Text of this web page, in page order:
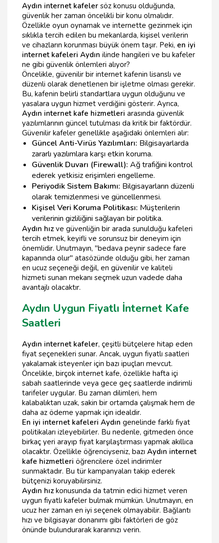
Aydın internet kafeler söz konusu olduğunda,
güvenlik her zaman öncelikli bir konu olmalıdır.
Özellikle oyun oynamak ve internette gezinmek için
sıklıkla tercih edilen bu mekanlarda, kişisel verilerin
ve cihazların korunması büyük önem taşır. Peki, en iyi
internet kafeleri Aydın ilinde hangileri ve bu kafeler
ne gibi güvenlik önlemleri alıyor?
Öncelikle, güvenilir bir internet kafenin lisanslı ve
düzenli olarak denetlenen bir işletme olması gerekir.
Bu, kafenin belirli standartlara uygun olduğunu ve
yasalara uygun hizmet verdiğini gösterir. Ayrıca,
Aydın internet kafe hizmetleri arasında güvenlik
yazılımlarının güncel tutulması da kritik bir faktördür.
Güvenilir kafeler genellikle aşağıdaki önlemleri alır:
Güncel Anti-Virüs Yazılımları: Bilgisayarlarda
zararlı yazılımlara karşı etkin koruma.
Güvenlik Duvarı (Firewall): Ağ trafiğini kontrol
ederek yetkisiz erişimleri engelleme.
Periyodik Sistem Bakımı: Bilgisayarların düzenli
olarak temizlenmesi ve güncellenmesi.
Kişisel Veri Koruma Politikası: Müşterilerin
verilerinin gizliliğini sağlayan bir politika.
Aydın hız ve güvenliğin bir arada sunulduğu kafeleri
tercih etmek, keyifli ve sorunsuz bir deneyim için
önemlidir. Unutmayın, "bedava peynir sadece fare
kapanında olur" atasözünde olduğu gibi, her zaman
en ucuz seçeneği değil, en güvenilir ve kaliteli
hizmeti sunan mekanı seçmek uzun vadede daha
avantajlı olacaktır.
Aydın Uygun Fiyatlı İnternet Kafe
Saatleri
Aydın internet kafeler, çeşitli bütçelere hitap eden
fiyat seçenekleri sunar. Ancak, uygun fiyatlı saatleri
yakalamak isteyenler için bazı ipuçları mevcut.
Öncelikle, birçok internet kafe, özellikle hafta içi
sabah saatlerinde veya gece geç saatlerde indirimli
tarifeler uygular. Bu zaman dilimleri, hem
kalabalıktan uzak, sakin bir ortamda çalışmak hem de
daha az ödeme yapmak için idealdir.
En iyi internet kafeleri Aydın genelinde farklı fiyat
politikaları izleyebilirler. Bu nedenle, gitmeden önce
birkaç yeri arayıp fiyat karşılaştırması yapmak akıllıca
olacaktır. Özellikle öğrenciyseniz, bazı Aydın internet
kafe hizmetleri öğrencilere özel indirimler
sunmaktadır. Bu tür kampanyaları takip ederek
bütçenizi koruyabilirsiniz.
Aydın hız konusunda da tatmin edici hizmet veren
uygun fiyatlı kafeler bulmak mümkün. Unutmayın, en
ucuz her zaman en iyi seçenek olmayabilir. Bağlantı
hızı ve bilgisayar donanımı gibi faktörleri de göz
önünde bulundurarak kararınızı verin.